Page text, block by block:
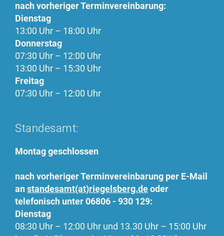
nach vorheriger Terminvereinbarung:
Dienstag
13:00 Uhr – 18:00 Uhr
Donnerstag
07:30 Uhr – 12:00 Uhr
13:00 Uhr – 15:30 Uhr
Freitag
07:30 Uhr – 12:00 Uhr
Standesamt:
Montag geschlossen
nach vorheriger Terminvereinbarung per E-Mail
anstandesamt(at)riegelsberg.deoder
telefonisch unter 06806 - 930 129:
Dienstag
08:30 Uhr – 12:00 Uhr und 13.30 Uhr – 15:00 Uhr
1 Jahr
EXTERNE MEDIEN
Wir verwenden google maps
GOOGLE MAPS
Einbinden der google-maps-Karte
Cookie Laufzeit:
1 Jahr